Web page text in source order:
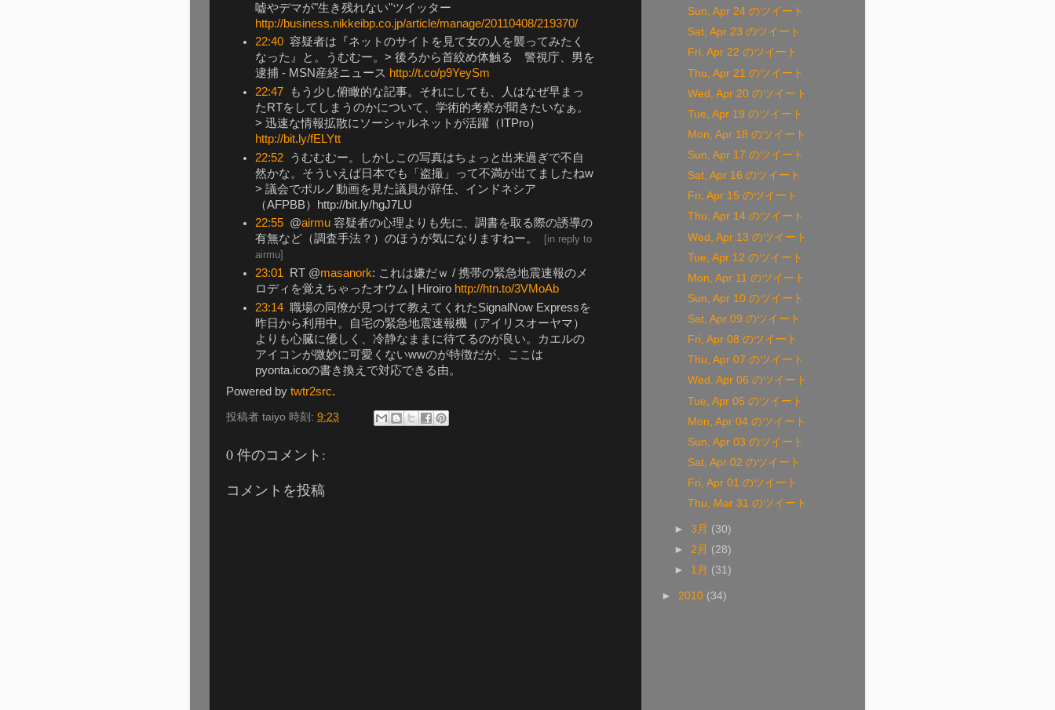
嘘やデマが"生き残れない"ツイッター
http://business.nikkeibp.co.jp/article/manage/20110408/219370/
22:40 容疑者は『ネットのサイトを見て女の人を襲ってみたく
なった』と。うむむー。> 後ろから首絞め体触る 警視庁、男を
逮捕 - MSN産経ニュース http://t.co/p9YeySm
22:47
もう少し俯瞰的な記事。それにしても、人はなぜ早まっ
たRTをしてしまうのかについて、学術的考察が聞きたいなぁ。
> 迅速な情報拡散にソーシャルネットが活躍（ITPro）
http://bit.ly/fELYtt
22:52
うむむむー。しかしこの写真はちょっと出来過ぎで不自
然かな。そういえば日本でも「盗撮」って不満が出てましたねw
> 議会でポルノ動画を見た議員が辞任、インドネシア
（AFPBB）http://bit.ly/hgJ7LU
22:55 @airmu 容疑者の心理よりも先に、調書を取る際の誘導の
有無など（調査手法？）のほうが気になりますねー。
[in reply to
airmu]
23:01 RT @masanork: これは嫌だｗ / 携帯の緊急地震速報のメ
ロディを覚えちゃったオウム | Hiroiro http://htn.to/3VMoAb
23:14 職場の同僚が見つけて教えてくれたSignalNow Expressを
昨日から利用中。自宅の緊急地震速報機（アイリスオーヤマ）
よりも心臓に優しく、冷静なままに待てるのが良い。カエルの
アイコンが微妙に可愛くないwwのが特徴だが、ここは
pyonta.icoの書き換えで対応できる由。
Powered by twtr2src.
投稿者 taiyo 時刻: 9:23
0 件のコメント:
コメントを投稿
Sun, Apr 24 のツイート
Sat, Apr 23 のツイート
Fri, Apr 22 のツイート
Thu, Apr 21 のツイート
Wed, Apr 20 のツイート
Tue, Apr 19 のツイート
Mon, Apr 18 のツイート
Sun, Apr 17 のツイート
Sat, Apr 16 のツイート
Fri, Apr 15 のツイート
Thu, Apr 14 のツイート
Wed, Apr 13 のツイート
Tue, Apr 12 のツイート
Mon, Apr 11 のツイート
Sun, Apr 10 のツイート
Sat, Apr 09 のツイート
Fri, Apr 08 のツイート
Thu, Apr 07 のツイート
Wed, Apr 06 のツイート
Tue, Apr 05 のツイート
Mon, Apr 04 のツイート
Sun, Apr 03 のツイート
Sat, Apr 02 のツイート
Fri, Apr 01 のツイート
Thu, Mar 31 のツイート
►3月 (30)
►2月 (28)
► 1月 (31)
► 2010 (34)